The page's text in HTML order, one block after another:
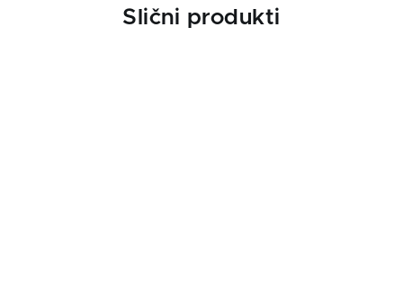
Slični produkti